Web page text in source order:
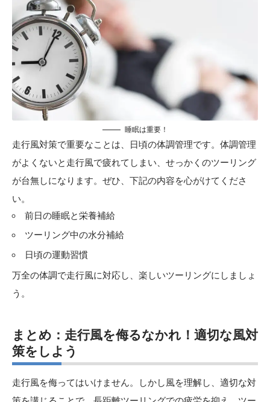
睡眠は重要！
走行風対策で重要なことは、日頃の体調管理です。体調管理
がよくないと走行風で疲れてしまい、せっかくのツーリング
が台無しになります。ぜひ、下記の内容を心がけてくださ
い。
前日の睡眠と栄養補給
ツーリング中の水分補給
日頃の運動習慣
万全の体調で走行風に対応し、楽しいツーリングにしましょ
う。
まとめ：走行風を侮るなかれ！適切な風対
策をしよう
走行風を侮ってはいけません。しかし風を理解し、適切な対